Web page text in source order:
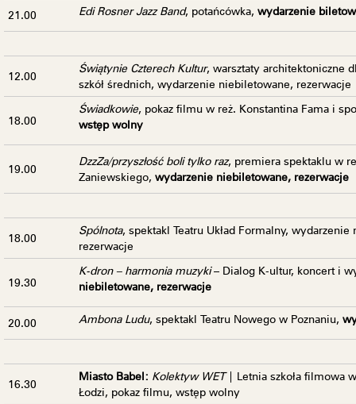
21.00 Edi Rosner Jazz Band, potańcówka, wydarzenie
12.00
Świątynie Czterech Kultur, warsztaty architektoniczne
szkół średnich, wydarzenie niebiletowane, rezerwacje
18.00
Świadkowie, pokaz filmu w reż. Konstantina Fama i
wstęp wolny
19.00
DzzZa/przyszłość boli tylko raz, premiera spektaklu w
Zaniewskiego, wydarzenie niebiletowane, rezerwacje
18.00
Spólnota, spektakl Teatru Układ Formalny,
rezerwacje
19.30
K-dron – harmonia muzyki– Dialog K-ultur, koncert i
niebiletowane, rezerwacje
20.00 Ambona Ludu, spektakl Teatru Nowego w Poznaniu,
16.30
Miasto Babel: Kolektyw WET| Letnia szkoła filmowa
Łodzi, pokaz filmu, wstęp wolny